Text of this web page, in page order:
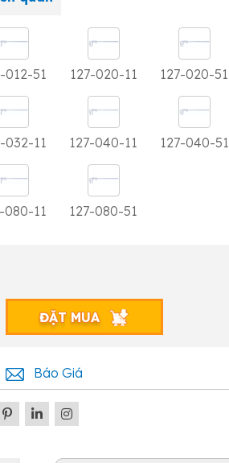
012-51 127-020-11 127-020-51
032-11 127-040-11 127-040-51
080-11 127-080-51
ĐẶT MUA
Báo Giá